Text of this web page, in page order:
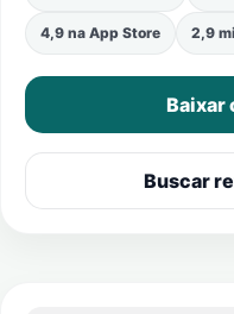
4,9 na App Store 2,9
Baixar
Buscar